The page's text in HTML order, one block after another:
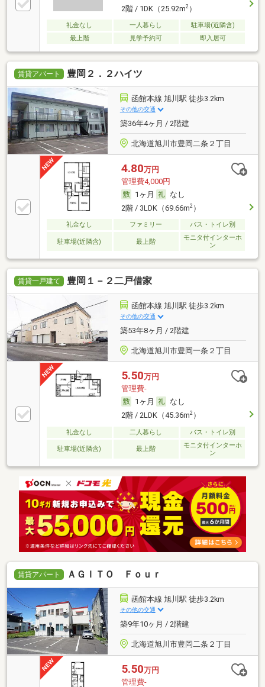
2階 / 1DK（25.92m2）
礼金なし 一人暮らし
駐車場(近隣含)
最上階
見学予約可 即入居可
賃貸アパート 豊岡２．２ハイツ
函館本線 旭川駅 徒歩3.2km
その他の交通
築36年4ヶ月 / 2階建
北海道旭川市豊岡二条２丁目
4.80万円
管理費4,000円
1ヶ月
なし
2階 / 3LDK（69.66m2）
礼金なし ファミリー バス・トイレ別
駐車場(近隣含) 最上階
モニタ付インターホ
ン
賃貸一戸建て 豊岡１－２二戸借家
函館本線 旭川駅 徒歩3.2km
その他の交通
築53年8ヶ月 / 2階建
北海道旭川市豊岡一条２丁目
5.50万円
管理費-
1ヶ月
なし
2階 / 2LDK（45.36m2）
礼金なし 二人暮らし バス・トイレ別
駐車場(近隣含) 最上階
モニタ付インターホ
ン
賃貸アパート ＡＧＩＴＯ Ｆｏｕｒ
函館本線 旭川駅 徒歩3.2km
その他の交通
築9年10ヶ月 / 2階建
北海道旭川市豊岡二条２丁目
5.50万円
管理費-